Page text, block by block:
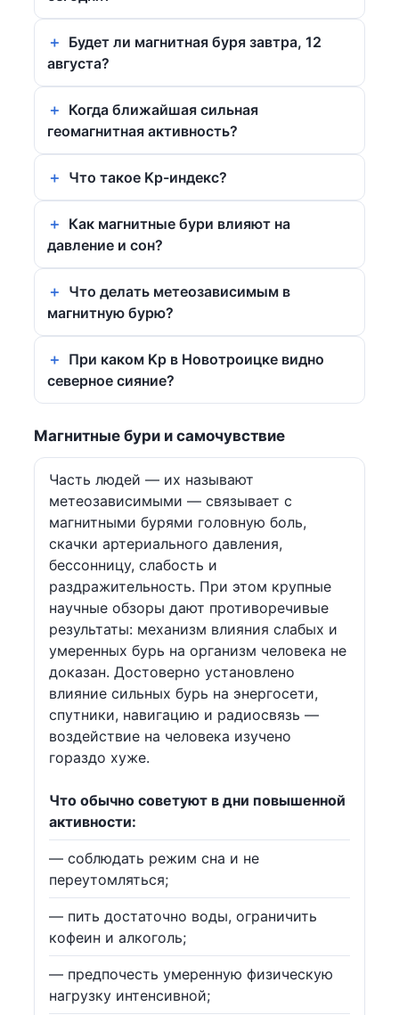
Будет ли магнитная буря завтра, 12
августа?
Когда ближайшая сильная
геомагнитная активность?
Что такое Kp-индекс?
Как магнитные бури влияют на
давление и сон?
Что делать метеозависимым в
магнитную бурю?
При каком Kp в Новотроицке видно
северное сияние?
Магнитные бури и самочувствие
Часть людей — их называют
метеозависимыми — связывает с
магнитными бурями головную боль,
скачки артериального давления,
бессонницу, слабость и
раздражительность. При этом крупные
научные обзоры дают противоречивые
результаты: механизм влияния слабых и
умеренных бурь на организм человека не
доказан. Достоверно установлено
влияние сильных бурь на энергосети,
спутники, навигацию и радиосвязь —
воздействие на человека изучено
гораздо хуже.
Что обычно советуют в дни повышенной
активности:
— соблюдать режим сна и не
переутомляться;
— пить достаточно воды, ограничить
кофеин и алкоголь;
— предпочесть умеренную физическую
нагрузку интенсивной;